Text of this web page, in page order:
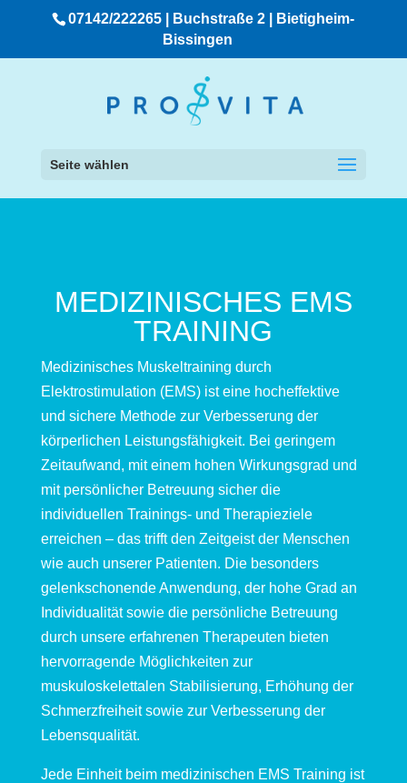
07142/222265 | Buchstraße 2 | Bietigheim-
Bissingen
Seite wählen
MEDIZINISCHES EMS
TRAINING
Medizinisches Muskeltraining durch
Elektrostimulation (EMS) ist eine hocheffektive
und sichere Methode zur Verbesserung der
körperlichen Leistungsfähigkeit. Bei geringem
Zeitaufwand, mit einem hohen Wirkungsgrad und
mit persönlicher Betreuung sicher die
individuellen Trainings- und Therapieziele
erreichen – das trifft den Zeitgeist der Menschen
wie auch unserer Patienten. Die besonders
gelenkschonende Anwendung, der hohe Grad an
Individualität sowie die persönliche Betreuung
durch unsere erfahrenen Therapeuten bieten
hervorragende Möglichkeiten zur
muskuloskelettalen Stabilisierung, Erhöhung der
Schmerzfreiheit sowie zur Verbesserung der
Lebensqualität.
Jede Einheit beim medizinischen EMS Training ist